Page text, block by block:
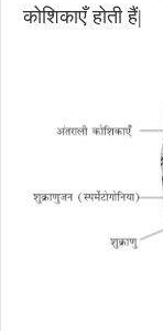
कोशिकाएँ होती हैं|